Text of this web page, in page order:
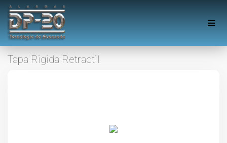
Tapa Rigida Retractil